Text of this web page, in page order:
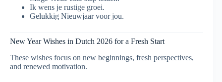
Ik wens je rustige groei.
Gelukkig Nieuwjaar voor jou.
New Year Wishes in Dutch 2026 for a Fresh Start
These wishes focus on new beginnings, fresh perspectives,
and renewed motivation.